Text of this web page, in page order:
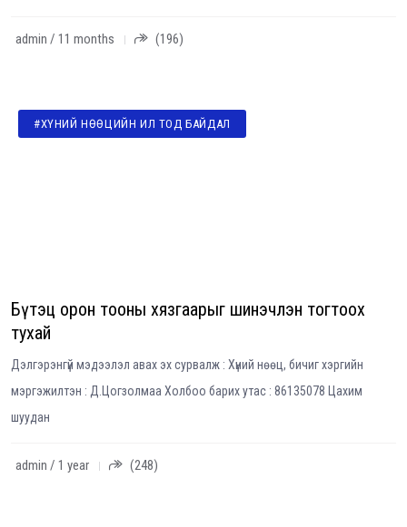
admin / 11 months (196)
#ХҮНИЙ НӨӨЦИЙН ИЛ ТОД БАЙДАЛ
Бүтэц орон тооны хязгаарыг шинэчлэн тогтоох
тухай
Дэлгэрэнгүй мэдээлэл авах эх сурвалж : Хүний нөөц, бичиг хэргийн
мэргэжилтэн : Д.Цогзолмаа Холбоо барих утас : 86135078 Цахим
шуудан
admin / 1 year (248)